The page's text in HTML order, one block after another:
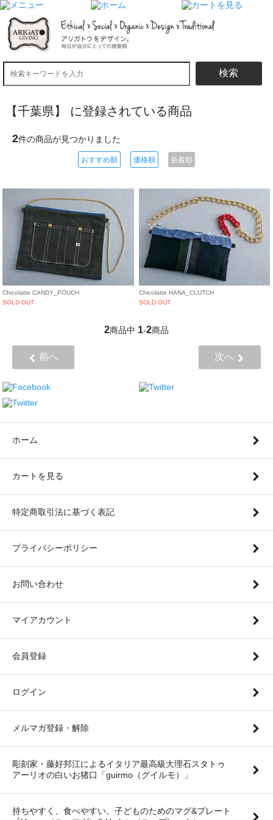
検索
【千葉県】 に登録されている商品
2件の商品が見つかりました
おすすめ順 価格順 新着順
Chicolatte CANDY_POUCH
SOLD OUT
Chicolatte HANA_CLUTCH
SOLD OUT
2商品中 1-2商品
前へ 次へ
ホーム
カートを見る
特定商取引法に基づく表記
プライバシーポリシー
お問い合わせ
マイアカウント
会員登録
ログイン
メルマガ登録・解除
彫刻家・藤好邦江によるイタリア最高級大理石スタトゥ
アーリオの白いお猪口「guirmo（グイルモ）」
持ちやすく、食べやすい。子どものためのマグ&プレート